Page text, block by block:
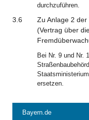
durchzuführen.
3.6
Zu Anlage 2 der
(Vertrag über
Bei Nr. 9 und Nr.
ersetzen.
Bayern.de